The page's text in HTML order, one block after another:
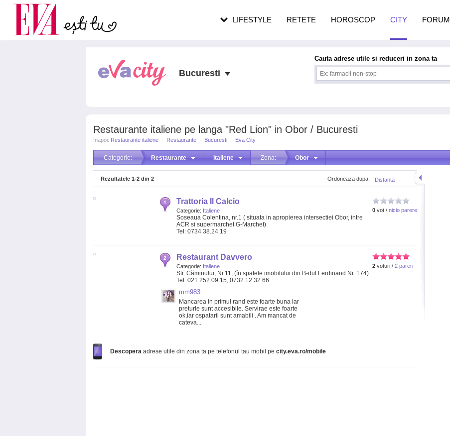
Restaurante italiene pe langa "Red Lion" in Obor / Bucuresti
Inapoi: Restaurante italiene · Restaurante · Bucuresti · Eva City
Categorie: Restaurante Italiene Zona: Obor
Distanta
Ordoneaza dupa:
Rezultatele 1-2 din 2
0 vot / nicio parere
Trattoria Il Calcio
Categorie: Italiene
Soseaua Colentina, nr.1 ( situata in apropierea intersectiei Obor, intre
ACR si supermarchet G-Marchet)
Tel: 0734 38.24.19
2 voturi / 2 pareri
Restaurant Davvero
Categorie: Italiene
Str. Căminului, Nr.11, (în spatele imobilului din B-dul Ferdinand Nr. 174)
Tel: 021 252.09.15, 0732 12.32.66
mm983
Mancarea in primul rand este foarte buna iar
preturle sunt accesibile. Servirae este foarte
ok,iar ospatarii sunt amabili . Am mancat de
cateva...
Descopera adrese utile din zona ta pe telefonul tau mobil pe city.eva.ro/mobile
Bucuresti
Cauta adrese utile si reduceri in zona ta
LIFESTYLE RETETE HOROSCOP CITY FORUM
Carieră
Actualitate